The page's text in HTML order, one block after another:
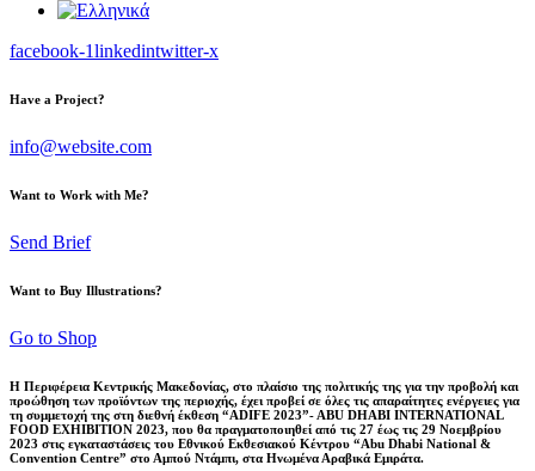
facebook-1linkedintwitter-x
Have a Project?
info@website.com
Want to Work with Me?
Send Brief
Want to Buy Illustrations?
Go to Shop
Η Περιφέρεια Κεντρικής Μακεδονίας, στο πλαίσιο της πολιτικής της για την προβολή και
προώθηση των προϊόντων της περιοχής, έχει προβεί σε όλες τις απαραίτητες ενέργειες για
τη συμμετοχή της στη διεθνή έκθεση “ADIFE 2023”- ABU DHABI INTERNATIONAL
FOOD EXHIBITION 2023, που θα πραγματοποιηθεί από τις 27 έως τις 29 Νοεμβρίου
2023 στις εγκαταστάσεις του Εθνικού Εκθεσιακού Κέντρου “Abu Dhabi National &
Convention Centre” στο Αμπού Ντάμπι, στα Ηνωμένα Αραβικά Εμιράτα.